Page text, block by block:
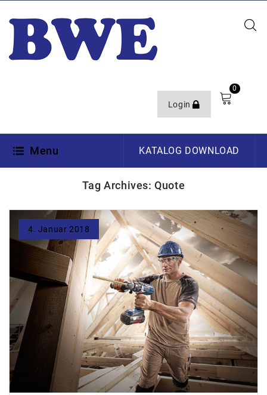
Login
0
Menu KATALOG DOWNLOAD
Tag Archives: Quote
4. Januar 2018